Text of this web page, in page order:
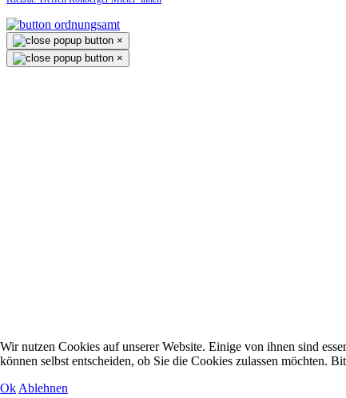
×
×
Wir nutzen Cookies auf unserer Website. Einige von ihnen sind
können selbst entscheiden, ob Sie die Cookies zulassen möchten.
Ok Ablehnen